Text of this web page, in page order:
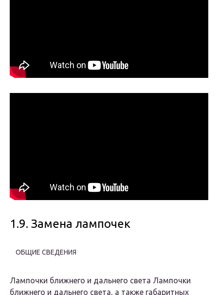
1.9. Замена лампочек
ОБЩИЕ СВЕДЕНИЯ
Лампочки ближнего и дальнего света Лампочки
ближнего и дальнего света, а также габаритных